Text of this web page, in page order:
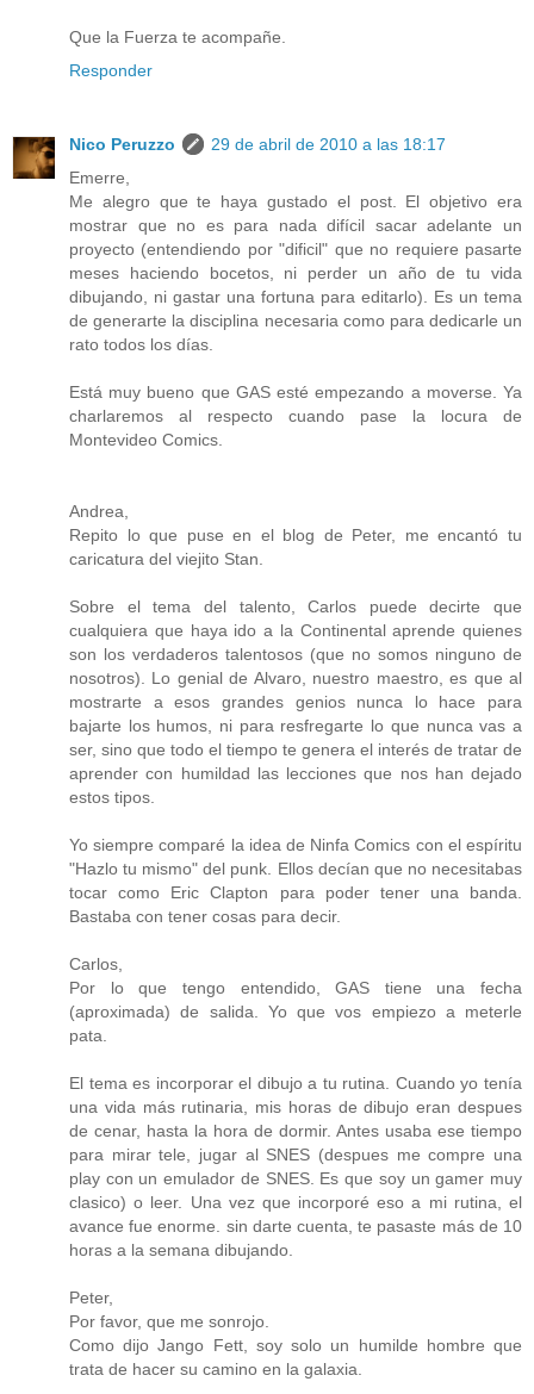
Que la Fuerza te acompañe.
Responder
Nico Peruzzo
29 de abril de 2010 a las 18:17
Emerre,
Me alegro que te haya gustado el post. El objetivo era
mostrar que no es para nada difícil sacar adelante un
proyecto (entendiendo por "dificil" que no requiere pasarte
meses haciendo bocetos, ni perder un año de tu vida
dibujando, ni gastar una fortuna para editarlo). Es un tema
de generarte la disciplina necesaria como para dedicarle un
rato todos los días.
Está muy bueno que GAS esté empezando a moverse. Ya
charlaremos al respecto cuando pase la locura de
Montevideo Comics.
Andrea,
Repito lo que puse en el blog de Peter, me encantó tu
caricatura del viejito Stan.
Sobre el tema del talento, Carlos puede decirte que
cualquiera que haya ido a la Continental aprende quienes
son los verdaderos talentosos (que no somos ninguno de
nosotros). Lo genial de Alvaro, nuestro maestro, es que al
mostrarte a esos grandes genios nunca lo hace para
bajarte los humos, ni para resfregarte lo que nunca vas a
ser, sino que todo el tiempo te genera el interés de tratar de
aprender con humildad las lecciones que nos han dejado
estos tipos.
Yo siempre comparé la idea de Ninfa Comics con el espíritu
"Hazlo tu mismo" del punk. Ellos decían que no necesitabas
tocar como Eric Clapton para poder tener una banda.
Bastaba con tener cosas para decir.
Carlos,
Por lo que tengo entendido, GAS tiene una fecha
(aproximada) de salida. Yo que vos empiezo a meterle
pata.
El tema es incorporar el dibujo a tu rutina. Cuando yo tenía
una vida más rutinaria, mis horas de dibujo eran despues
de cenar, hasta la hora de dormir. Antes usaba ese tiempo
para mirar tele, jugar al SNES (despues me compre una
play con un emulador de SNES. Es que soy un gamer muy
clasico) o leer. Una vez que incorporé eso a mi rutina, el
avance fue enorme. sin darte cuenta, te pasaste más de 10
horas a la semana dibujando.
Peter,
Por favor, que me sonrojo.
Como dijo Jango Fett, soy solo un humilde hombre que
trata de hacer su camino en la galaxia.